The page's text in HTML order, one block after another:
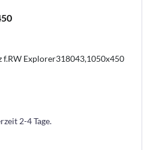
f.RW Explorer318043,1050x450
2-4 Tage.